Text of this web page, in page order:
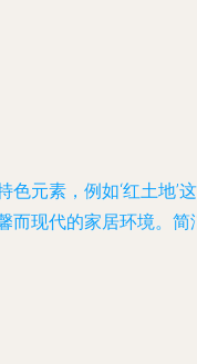
元素，例如‘红土地’
而现代的家居环境。简